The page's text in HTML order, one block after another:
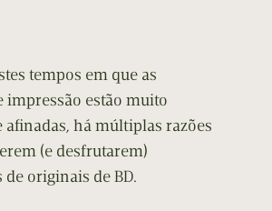
tempos em que as
impressão estão muito
afinadas, há múltiplas razões
(e desfrutarem)
de originais de BD.